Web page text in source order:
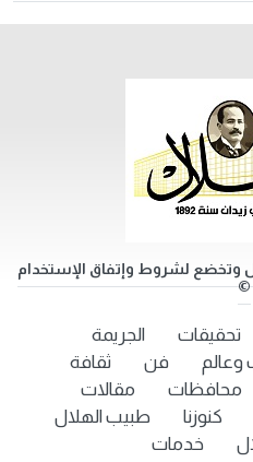
وتخضع لشروط وإتفاق الإستخدام
©
تحقيقات
الجريمة
وعالم فن
ثقافة
محافظات
مقالات
كنوزنا
طبيب الهلال
خدمات